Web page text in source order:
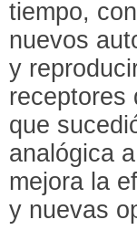
tiempo,
nuevos
y
receptores
que
analógica
mejora la
y nuevas